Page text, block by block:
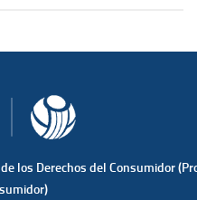
los Derechos del Consumidor